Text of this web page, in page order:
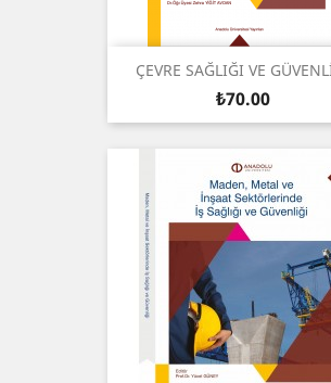
ÇEVRE SAĞLIĞI VE
Price
₺70.00